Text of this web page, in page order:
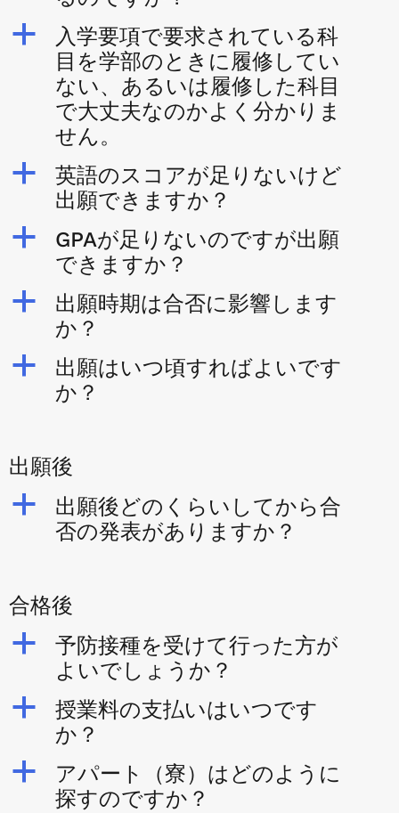
a
入学要項で要求されている科
目を学部のときに履修してい
ない、あるいは履修した科目
で大丈夫なのかよく分かりま
せん。
a
英語のスコアが足りないけど
出願できますか？
a
GPAが足りないのですが出願
できますか？
a
出願時期は合否に影響します
か？
a
出願はいつ頃すればよいです
か？
出願後
a
出願後どのくらいしてから合
否の発表がありますか？
合格後
a
予防接種を受けて行った方が
よいでしょうか？
a
授業料の支払いはいつです
か？
a
アパート（寮）はどのように
探すのですか？